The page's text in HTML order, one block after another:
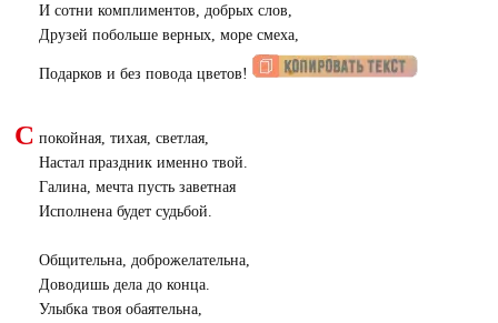
И сотни комплиментов, добрых слов,
Друзей побольше верных, море смеха,
Подарков и без повода цветов!
С покойная, тихая, светлая,
Настал праздник именно твой.
Галина, мечта пусть заветная
Исполнена будет судьбой.
Общительна, доброжелательна,
Доводишь дела до конца.
Улыбка твоя обаятельна,